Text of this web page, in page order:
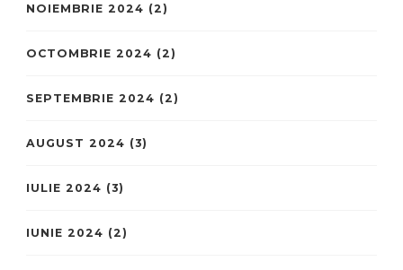
NOIEMBRIE 2024 (2)
OCTOMBRIE 2024 (2)
SEPTEMBRIE 2024 (2)
AUGUST 2024 (3)
IULIE 2024 (3)
IUNIE 2024 (2)